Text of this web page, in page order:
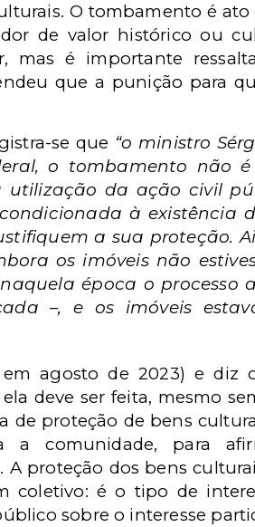
O tombamento é
de valor histórico ou
mas é importante
que a punição para
se que “o ministro
o tombamento
da ação civil
à existência
a sua proteção.
os imóveis não
época o
–, e os imóveis
em agosto de 2023) e
deve ser feita, mesmo
de proteção de bens
a comunidade, para
A proteção dos bens
coletivo: é o tipo de
sobre o interesse